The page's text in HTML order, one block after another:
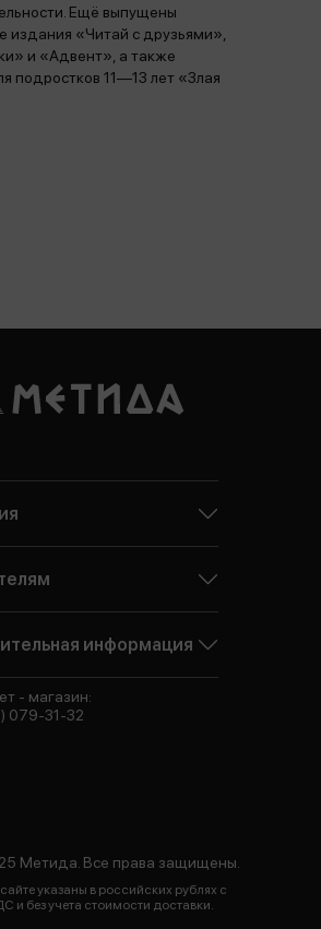
Ещё выпущены
издания «Читай с друзьями»,
и «Адвент», а также
подростков 11—13 лет «Злая
информация
Метида. Все права защищены.
указаны в российских рублях с
и без учета стоимости доставки.
- магазин:
079-31-32